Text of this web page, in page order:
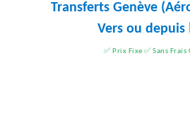
Transferts Genève
Vers ou depuis
✅ Prix Fixe ✅ Sans Frais